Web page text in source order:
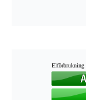
Elförbrukning